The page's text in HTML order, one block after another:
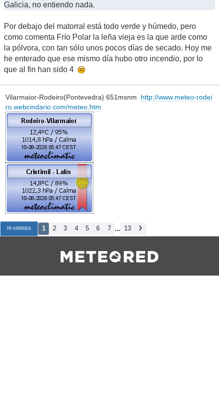
Galicia, no entiendo nada.
Por debajo del matorral está todo verde y húmedo, pero
como comenta Frío Polar la leña vieja es la que arde como
la pólvora, con tan sólo unos pocos días de secado. Hoy me
he enterado que ese mismo día hubo otro incendio, por lo
que al fin han sido 4
Vilarmaior-Rodeiro(Pontevedra) 651msnm http://www.meteo-rodei
ro.webcindario.com/meteo.htm
IR ARRIBA 1 2 3 4 5 6 7 ... 13